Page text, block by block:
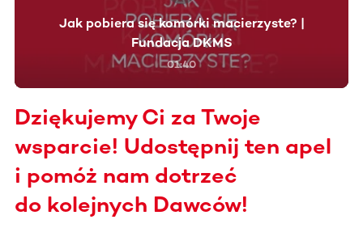
Jak pobiera się komórki macierzyste? |
Fundacja DKMS
01:40
Dziękujemy Ci za Twoje
wsparcie! Udostępnij ten apel
i pomóż nam dotrzeć
do kolejnych Dawców!